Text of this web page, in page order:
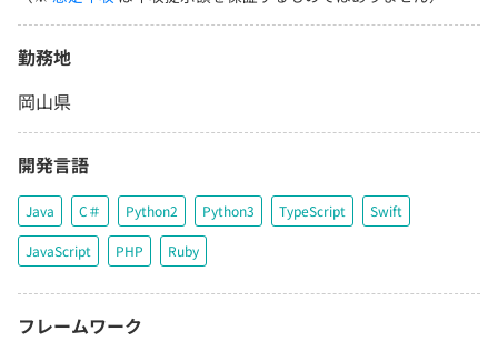
勤務地
岡山県
開発言語
Java C＃ Python2 Python3 TypeScript Swift
JavaScript PHP Ruby
フレームワーク